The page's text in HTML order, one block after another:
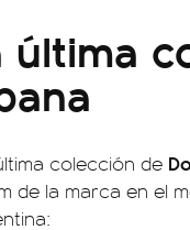
última
colección de
de la marca en el